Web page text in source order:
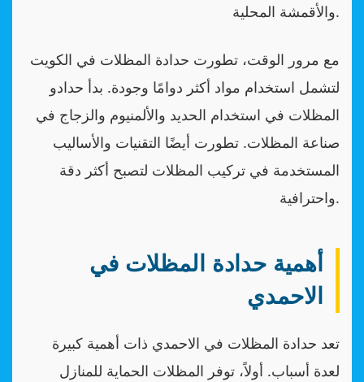
والأقمشة المحلية.
مع مرور الوقت، تطورت حدادة المظلات في الكويت
لتشمل استخدام مواد أكثر دوامًا وجودة. بدأ حدادو
المظلات في استخدام الحديد والألمنيوم والزجاج في
صناعة المظلات. تطورت أيضًا التقنيات والأساليب
المستخدمة في تركيب المظلات لتصبح أكثر دقة
واحترافية.
أهمية حدادة المظلات في
الاحمدي
تعد حدادة المظلات في الاحمدي ذات أهمية كبيرة
لعدة أسباب. أولاً، توفر المظلات الحماية للمنازل